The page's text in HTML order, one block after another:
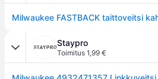
Staypro
Toimitus 1,99 €